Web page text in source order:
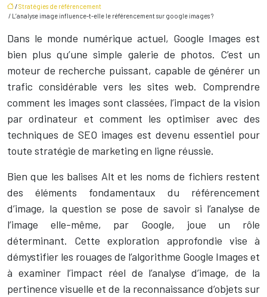
/Stratégies de référencement
/ L’analyse image influence-t-elle le référencement sur google images ?
Dans le monde numérique actuel, Google Images est
bien plus qu’une simple galerie de photos. C’est un
moteur de recherche puissant, capable de générer un
trafic considérable vers les sites web. Comprendre
comment les images sont classées, l’impact de la vision
par ordinateur et comment les optimiser avec des
techniques de SEO images est devenu essentiel pour
toute stratégie de marketing en ligne réussie.
Bien que les balises Alt et les noms de fichiers restent
des éléments fondamentaux du référencement
d’image, la question se pose de savoir si l’analyse de
l’image elle-même, par Google, joue un rôle
déterminant. Cette exploration approfondie vise à
démystifier les rouages de l’algorithme Google Images et
à examiner l’impact réel de l’analyse d’image, de la
pertinence visuelle et de la reconnaissance d’objets sur